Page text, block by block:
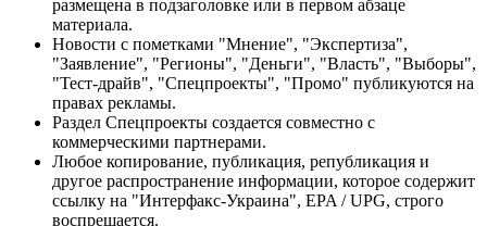
размещена в подзаголовке или в первом абзаце
материала.
Новости с пометками "Мнение", "Экспертиза",
"Заявление", "Регионы", "Деньги", "Власть", "Выборы",
"Тест-драйв", "Спецпроекты", "Промо" публикуются на
правах рекламы.
Раздел Спецпроекты создается совместно с
коммерческими партнерами.
Любое копирование, публикация, републикация и
другое распространение информации, которое содержит
ссылку на "Интерфакс-Украина", EPA / UPG, строго
воспрещается.